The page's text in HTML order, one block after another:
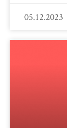
05.12.2023